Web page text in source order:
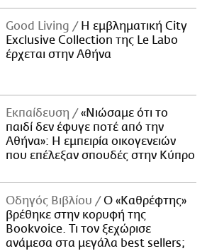
Good Living
Η εμβληματική City
Exclusive Collection της Le Labo
έρχεται στην Αθήνα
Εκπαίδευση
«Νιώσαμε ότι το
παιδί δεν έφυγε ποτέ από την
Αθήνα»: Η εμπειρία οικογενειών
που επέλεξαν σπουδές στην Κύπρο
Οδηγός Βιβλίου
Ο «Καθρέφτης»
βρέθηκε στην κορυφή της
Bookvoice. Τι τον ξεχώρισε
ανάμεσα στα μεγάλα best sellers;